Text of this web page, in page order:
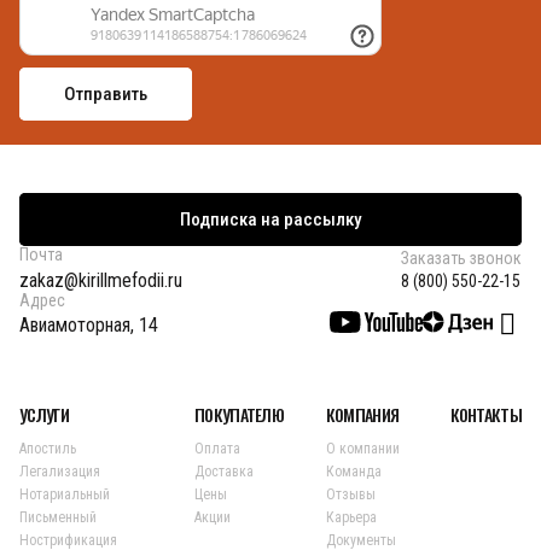
Подписка на рассылку
Почта
zakaz@kirillmefodii.ru
Заказать звонок
8 (800) 550-22-15
Адрес
Авиамоторная, 14
УСЛУГИ
Апостиль
Легализация
Нотариальный
Письменный
Нострификация
ПОКУПАТЕЛЮ
Оплата
Доставка
Цены
Акции
КОМПАНИЯ
О компании
Команда
Отзывы
Карьера
Документы
КОНТАКТЫ